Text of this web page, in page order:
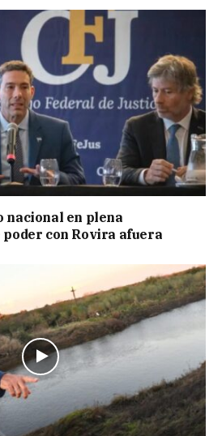
nacional en plena
con Rovira afuera